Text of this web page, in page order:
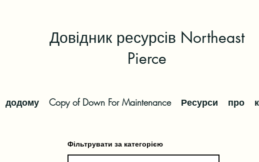
Довідник ресурсів Northeast
Pierce
додому Copy of Down For Maintenance Ресурси про
Фільтрувати за категорією